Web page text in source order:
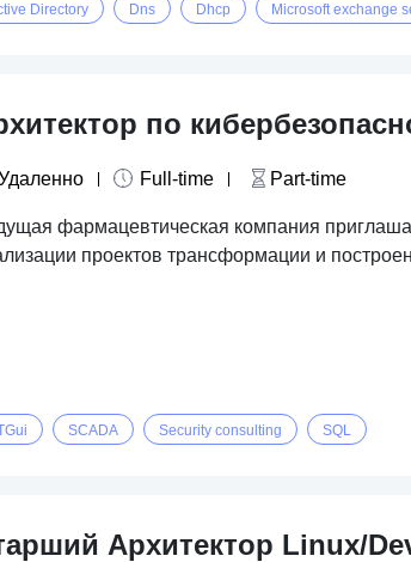
Directory Dns Dhcp Microsoft exchange
по
Full-time Part-time
фармацевтическая компания
проектов трансформации и
SCADA Security consulting SQL
Архитектор Linux/